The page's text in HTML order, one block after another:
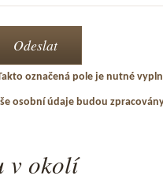
označená pole je nutné
osobní údaje budou
v okolí